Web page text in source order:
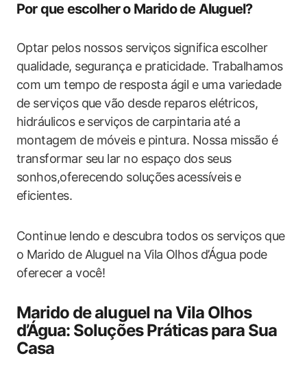
Por que escolher o Marido de Aluguel?
Optar pelos nossos serviços significa escolher
qualidade, segurança e praticidade. Trabalhamos
com um tempo de resposta ágil e uma variedade
de serviços que vão desde reparos elétricos,
hidráulicos e serviços de carpintaria até a
montagem de móveis e pintura. Nossa missão é
transformar seu lar no espaço dos seus
sonhos,oferecendo soluções acessíveis e
eficientes.
Continue lendo e descubra todos os serviços que
o Marido de Aluguel na Vila Olhos d’Água pode
oferecer a você!
Marido de aluguel na Vila Olhos
d’Água: Soluções Práticas para Sua
Casa